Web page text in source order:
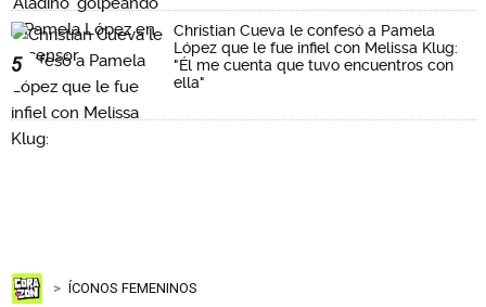
5
Christian Cueva le confesó a Pamela
López que le fue infiel con Melissa Klug:
"Él me cuenta que tuvo encuentros con
ella"
ÍCONOS FEMENINOS